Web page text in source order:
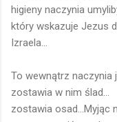
higieny naczynia
który wskazuje Jezus
Izraela...
To wewnątrz naczynia
zostawia w nim ślad...
zostawia osad...Myjąc